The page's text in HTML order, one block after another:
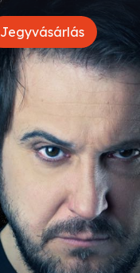
Jegyvásárlás